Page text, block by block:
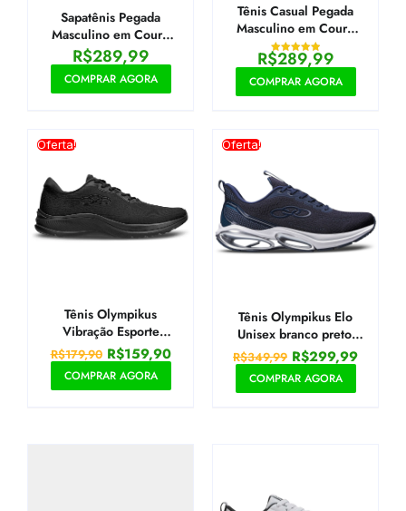
Sapatênis Pegada
Masculino em Couro
Brown 110602-02
R$289,99
COMPRAR AGORA
Tênis Casual Pegada
Masculino em Couro
Cravo 111702-06
Avaliação
5.00
de 5
R$289,99
COMPRAR AGORA
Oferta!
Tênis Olympikus
Vibração Esporte
Masculino
R$179,90 R$159,90
COMPRAR AGORA
Oferta!
Tênis Olympikus Elo
Unisex branco preto,
marinho
R$349,99 R$299,99
COMPRAR AGORA